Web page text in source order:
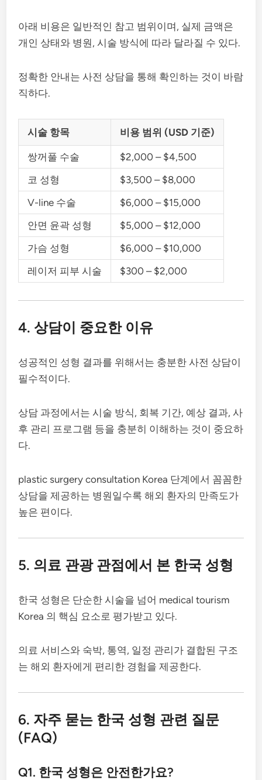
아래 비용은 일반적인 참고 범위이며, 실제 금액은
개인 상태와 병원, 시술 방식에 따라 달라질 수 있다.
정확한 안내는 사전 상담을 통해 확인하는 것이 바람
직하다.
시술 항목 비용 범위 (USD 기준)
쌍꺼풀 수술
$2,000 – $4,500
코 성형
$3,500 – $8,000
V-line 수술
$6,000 – $15,000
안면 윤곽 성형
$5,000 – $12,000
가슴 성형
$6,000 – $10,000
레이저 피부 시술
$300 – $2,000
4. 상담이 중요한 이유
성공적인 성형 결과를 위해서는 충분한 사전 상담이
필수적이다.
상담 과정에서는 시술 방식, 회복 기간, 예상 결과, 사
후 관리 프로그램 등을 충분히 이해하는 것이 중요하
다.
plastic surgery consultation Korea 단계에서 꼼꼼한
상담을 제공하는 병원일수록 해외 환자의 만족도가
높은 편이다.
5. 의료 관광 관점에서 본 한국 성형
한국 성형은 단순한 시술을 넘어 medical tourism
Korea 의 핵심 요소로 평가받고 있다.
의료 서비스와 숙박, 통역, 일정 관리가 결합된 구조
는 해외 환자에게 편리한 경험을 제공한다.
6. 자주 묻는 한국 성형 관련 질문
(FAQ)
Q1. 한국 성형은 안전한가요?